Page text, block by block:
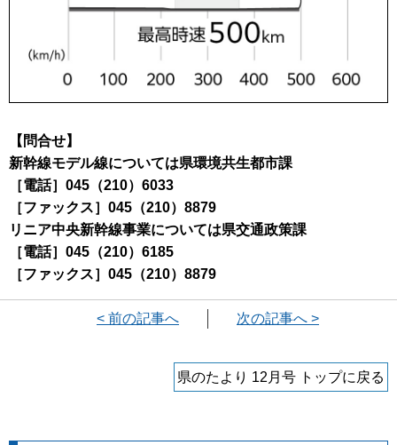
【問合せ】
新幹線モデル線については県環境共生都市課
［電話］045（210）6033
［ファックス］045（210）8879
リニア中央新幹線事業については県交通政策課
［電話］045（210）6185
［ファックス］045（210）8879
< 前の記事へ 次の記事へ >
県のたより 12月号 トップに戻る